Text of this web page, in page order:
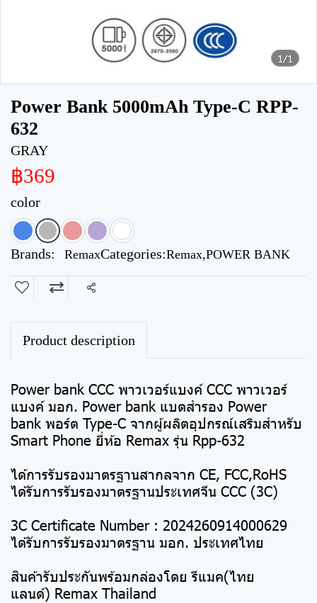
1/1
Power Bank 5000mAh Type-C RPP-
632
GRAY
฿369
color
Brands: RemaxCategories:Remax,POWER BANK
Share
Product description
Power bank CCC พาวเวอร์แบงค์ CCC พาวเวอร์
แบงค์ มอก. Power bank แบตสำรอง Power
bank พอร์ต Type-C จากผู้ผลิตอุปกรณ์เสริมสำหรับ
Smart Phone ยี่ห้อ Remax รุ่น Rpp-632
ได้การรับรองมาตรฐานสากลจาก CE, FCC,RoHS
ได้รับการรับรองมาตรฐานประเทศจีน CCC (3C)
3C Certificate Number : 2024260914000629
ได้รับการรับรองมาตรฐาน มอก. ประเทศไทย
สินค้ารับประกันพร้อมกล่องโดย รีแมค(ไทย
แลนด์) Remax Thailand